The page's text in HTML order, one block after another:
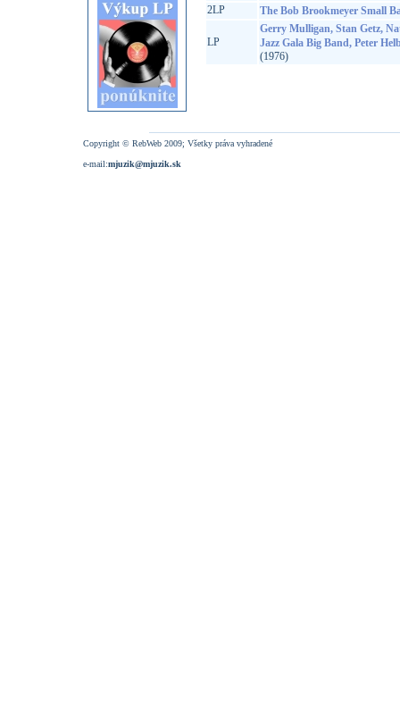
2LP
The Bob Brookmeyer Small
LP
Gerry Mulligan, Stan Getz,
Jazz Gala Big Band, Peter
(1976)
Copyright © RebWeb 2009; Všetky práva vyhradené
e-mail:mjuzik@mjuzik.sk